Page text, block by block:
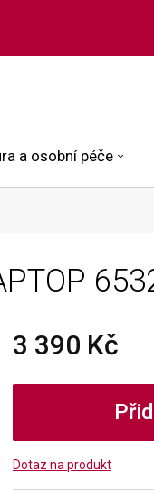
a osobní péče
3 390 Kč
Dotaz na produkt